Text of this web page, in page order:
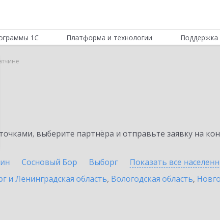
1С Платформа и технологии Поддержка
выберите партнёра и отправьте заявку на
Сосновый Бор Выборг Показать все
и Ленинградская область, Вологодская область,